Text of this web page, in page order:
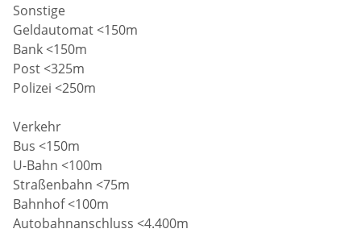
Sonstige
Geldautomat <150m
Bank <150m
Post <325m
Polizei <250m
Verkehr
Bus <150m
U-Bahn <100m
Straßenbahn <75m
Bahnhof <100m
Autobahnanschluss <4.400m